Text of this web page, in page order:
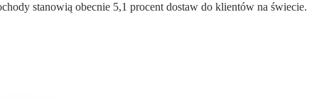
stanowią obecnie 5,1 procent dostaw do klientów na świecie.